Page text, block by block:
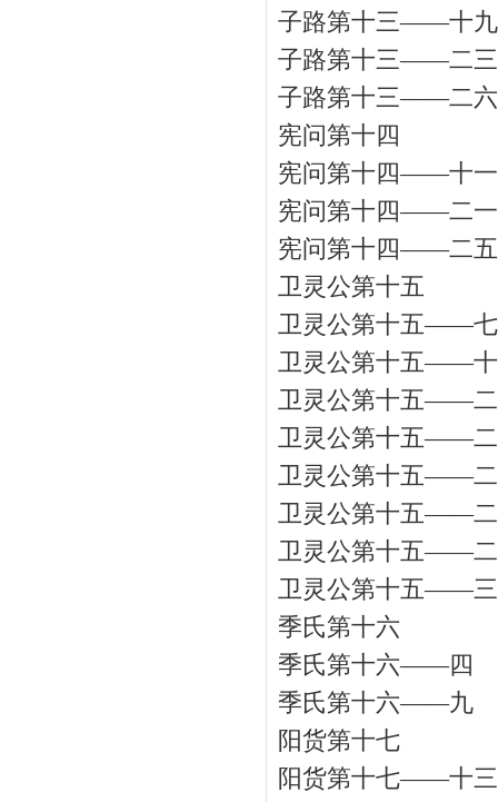
子路第十三——十九
子路第十三——二三
子路第十三——二六
宪问第十四
宪问第十四——十一
宪问第十四——二一
宪问第十四——二五
卫灵公第十五
卫灵公第十五——七
卫灵公第十五——
卫灵公第十五——
卫灵公第十五——
卫灵公第十五——
卫灵公第十五——
卫灵公第十五——
卫灵公第十五——
季氏第十六
季氏第十六——四
季氏第十六——九
阳货第十七
阳货第十七——十三